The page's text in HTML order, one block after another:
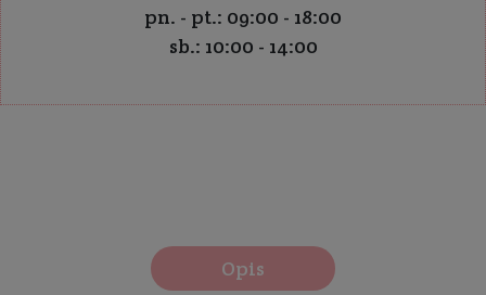
pn. - pt.: 09:00 - 18:00
sb.: 10:00 - 14:00
Opis